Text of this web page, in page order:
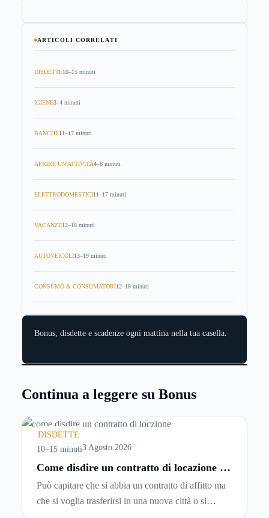
ARTICOLI CORRELATI
DISDETTE10–15 minuti
IGIENE3–4 minuti
BANCHE11–17 minuti
APRIRE UN'ATTIVITÀ4–6 minuti
ELETTRODOMESTICI11–17 minuti
VACANZE12–18 minuti
AUTOVEICOLI13–19 minuti
CONSUMO & CONSUMATORI12–18 minuti
Bonus, disdette e scadenze ogni mattina nella tua casella.
Continua a leggere su Bonus
DISDETTE
10–15 minuti3 Agosto 2026
Come disdire un contratto di locazione in
modo corretto ed efficace
Può capitare che si abbia un contratto di affitto ma
che si voglia trasferirsi in una nuova città o si